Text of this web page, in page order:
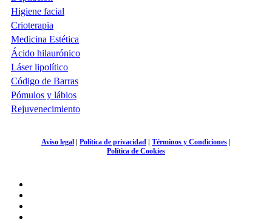
Higiene facial
Crioterapia
Medicina Estética
Ácido hilaurónico
Láser lipolítico
Código de Barras
Pómulos y lábios
Rejuvenecimiento
Aviso legal | Política de privacidad | Términos y Condiciones |
Política de Cookies